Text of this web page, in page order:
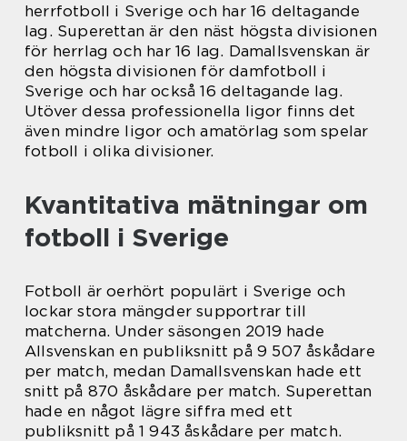
herrfotboll i Sverige och har 16 deltagande
lag. Superettan är den näst högsta divisionen
för herrlag och har 16 lag. Damallsvenskan är
den högsta divisionen för damfotboll i
Sverige och har också 16 deltagande lag.
Utöver dessa professionella ligor finns det
även mindre ligor och amatörlag som spelar
fotboll i olika divisioner.
Kvantitativa mätningar om
fotboll i Sverige
Fotboll är oerhört populärt i Sverige och
lockar stora mängder supportrar till
matcherna. Under säsongen 2019 hade
Allsvenskan en publiksnitt på 9 507 åskådare
per match, medan Damallsvenskan hade ett
snitt på 870 åskådare per match. Superettan
hade en något lägre siffra med ett
publiksnitt på 1 943 åskådare per match.